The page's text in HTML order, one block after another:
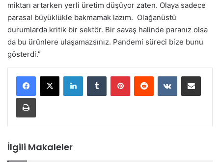
miktarı artarken yerli üretim düşüyor zaten. Olaya sadece
parasal büyüklükle bakmamak lazım. Olağanüstü
durumlarda kritik bir sektör. Bir savaş halinde paranız olsa
da bu ürünlere ulaşamazsınız. Pandemi süreci bize bunu
gösterdi.”
LinkedInTumblr PinterestReddit VKontakteE-Posta ile paylaş
Yazdır
İlgili Makaleler